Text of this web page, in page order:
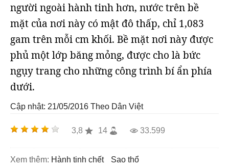
người ngoài hành tinh hơn, nước trên bề
mặt của nơi này có mật đô thấp, chỉ 1,083
gam trên mỗi cm khối. Bề mặt nơi này được
phủ một lớp băng mỏng, được cho là bức
ngụy trang cho những công trình bí ẩn phía
dưới.
Cập nhật: 21/05/2016 Theo Dân Việt
3,8 14 33.599
Xem thêm: hành tinh chết
sao thổ